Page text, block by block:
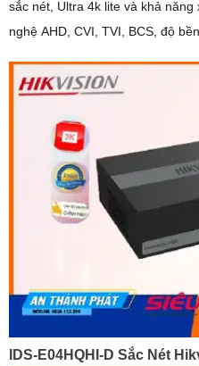
sắc nét, Ultra 4k lite và khả năng xem ban
nghệ AHD, CVI, TVI, BCS, độ
IDS-E04HQHI-D Sắc Nét